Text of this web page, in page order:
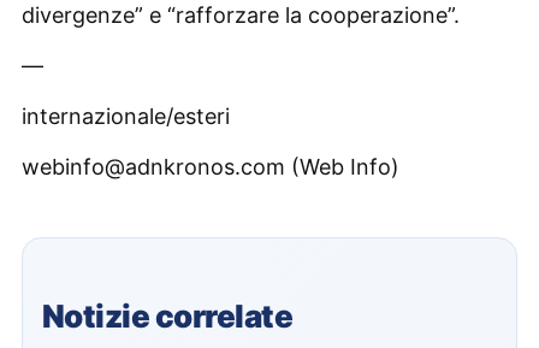
divergenze” e “rafforzare la cooperazione”.
—
internazionale/esteri
webinfo@adnkronos.com (Web Info)
Notizie correlate